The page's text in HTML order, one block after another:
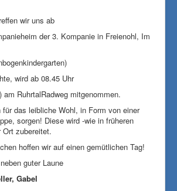
wir uns ab
der 3. Kompanie in Freienohl, Im
wird ab 08.45 Uhr
am RuhrtalRadweg mitgenommen.
für das leibliche Wohl, in Form von einer
sorgen! Diese wird -wie in früheren
Ort zubereitet.
hoffen wir auf einen gemütlichen Tag!
guter Laune
Gabel